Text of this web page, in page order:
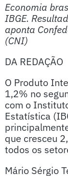
Economia
IBGE.
aponta
(CNI)
DA REDAÇÃO
O Produto
1,2% no
com o
Estatística
que cresceu
todos os
Mário Sérgio